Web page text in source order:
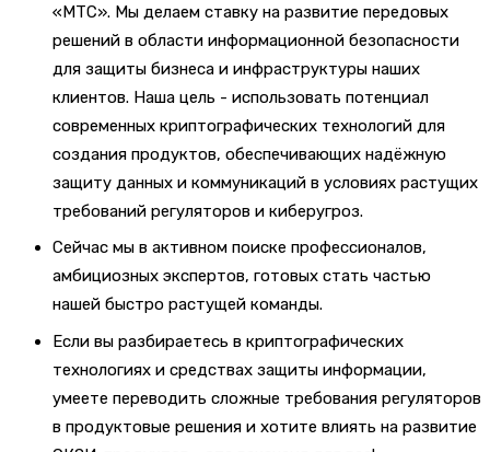
«МТС». Мы делаем ставку на развитие передовых
решений в области информационной безопасности
для защиты бизнеса и инфраструктуры наших
клиентов. Наша цель - использовать потенциал
современных криптографических технологий для
создания продуктов, обеспечивающих надёжную
защиту данных и коммуникаций в условиях растущих
требований регуляторов и киберугроз.
Сейчас мы в активном поиске профессионалов,
амбициозных экспертов, готовых стать частью
нашей быстро растущей команды.
Если вы разбираетесь в криптографических
технологиях и средствах защиты информации,
умеете переводить сложные требования регуляторов
в продуктовые решения и хотите влиять на развитие